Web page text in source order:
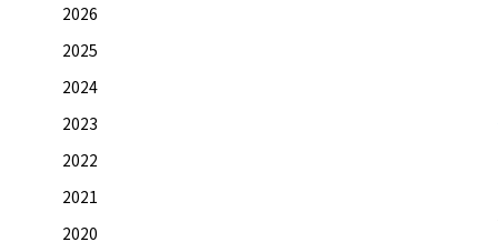
2026
2025
2024
2023
2022
2021
2020